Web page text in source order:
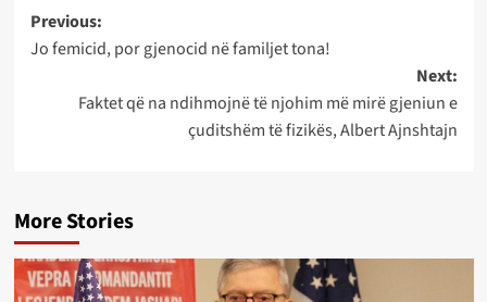
Post
navigation
Previous:
Jo femicid, por gjenocid në familjet tona!
Next:
Faktet që na ndihmojnë të njohim më mirë gjeniun e
çuditshëm të fizikës, Albert Ajnshtajn
More Stories